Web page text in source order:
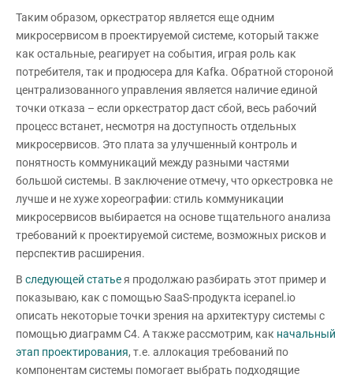
Таким образом, оркестратор является еще одним
микросервисом в проектируемой системе, который также
как остальные, реагирует на события, играя роль как
потребителя, так и продюсера для Kafka. Обратной стороной
централизованного управления является наличие единой
точки отказа – если оркестратор даст сбой, весь рабочий
процесс встанет, несмотря на доступность отдельных
микросервисов. Это плата за улучшенный контроль и
понятность коммуникаций между разными частями
большой системы. В заключение отмечу, что оркестровка не
лучше и не хуже хореографии: стиль коммуникации
микросервисов выбирается на основе тщательного анализа
требований к проектируемой системе, возможных рисков и
перспектив расширения.
В следующей статьея продолжаю разбирать этот пример и
показываю, как с помощью SaaS-продукта icepanel.io
описать некоторые точки зрения на архитектуру системы с
помощью диаграмм C4. А также рассмотрим, как начальный
этап проектирования, т.е. аллокация требований по
компонентам системы помогает выбрать подходящие